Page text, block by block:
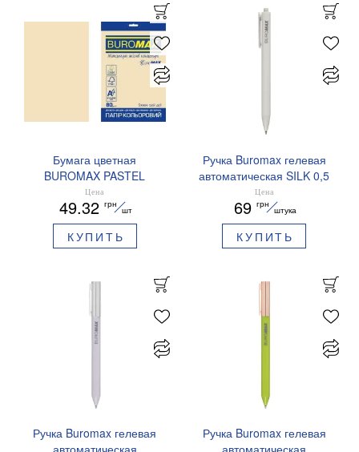
Бумага цветная
BUROMAX PASTEL
EUROMAX 20 арк А4 80 г/
мс BM.2721220E-08
Цена
49.32 грн
шт
КУПИТЬ
Ручка Buromax гелевая
автоматическая SILK 0,5
мм синие чернила
BM.83100
Цена
69 грн
штука
КУПИТЬ
Ручка Buromax гелевая
Ручка Buromax гелевая